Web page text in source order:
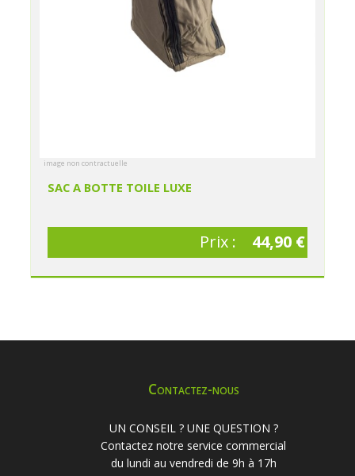
image non contractuelle
SAC A BOTTE TOILE LUXE
Prix : 44,90 €
Contactez-nous
UN CONSEIL ? UNE QUESTION ?
Contactez notre service commercial
du lundi au vendredi de 9h à 17h